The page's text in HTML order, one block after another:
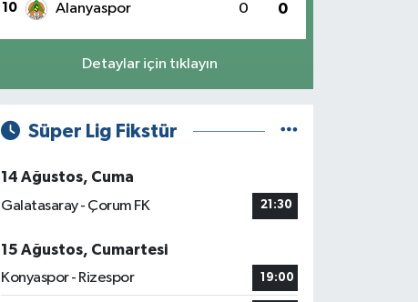
10 Alanyaspor 0 0
Detaylar için tıklayın
Süper Lig Fikstür
14 Ağustos, Cuma
Galatasaray - Çorum FK
21:30
15 Ağustos, Cumartesi
Konyaspor - Rizespor
19:00